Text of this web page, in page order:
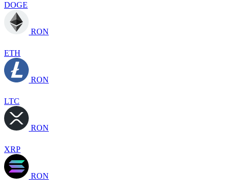
DOGE
RON
ETH
RON
LTC
RON
XRP
RON